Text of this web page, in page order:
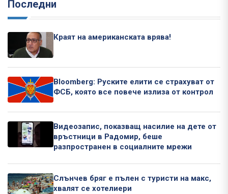
Последни
Краят на американската врява!
Bloomberg: Руските елити се страхуват от
ФСБ, която все повече излиза от контрол
Видеозапис, показващ насилие на дете от
връстници в Радомир, беше
разпространен в социалните мрежи
Слънчев бряг е пълен с туристи на макс,
хвалят се хотелиери